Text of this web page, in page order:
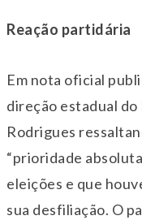
Reação partidária
Em nota oficial
direção estadual do
Rodrigues
“prioridade
eleições e que
sua desfiliação. O